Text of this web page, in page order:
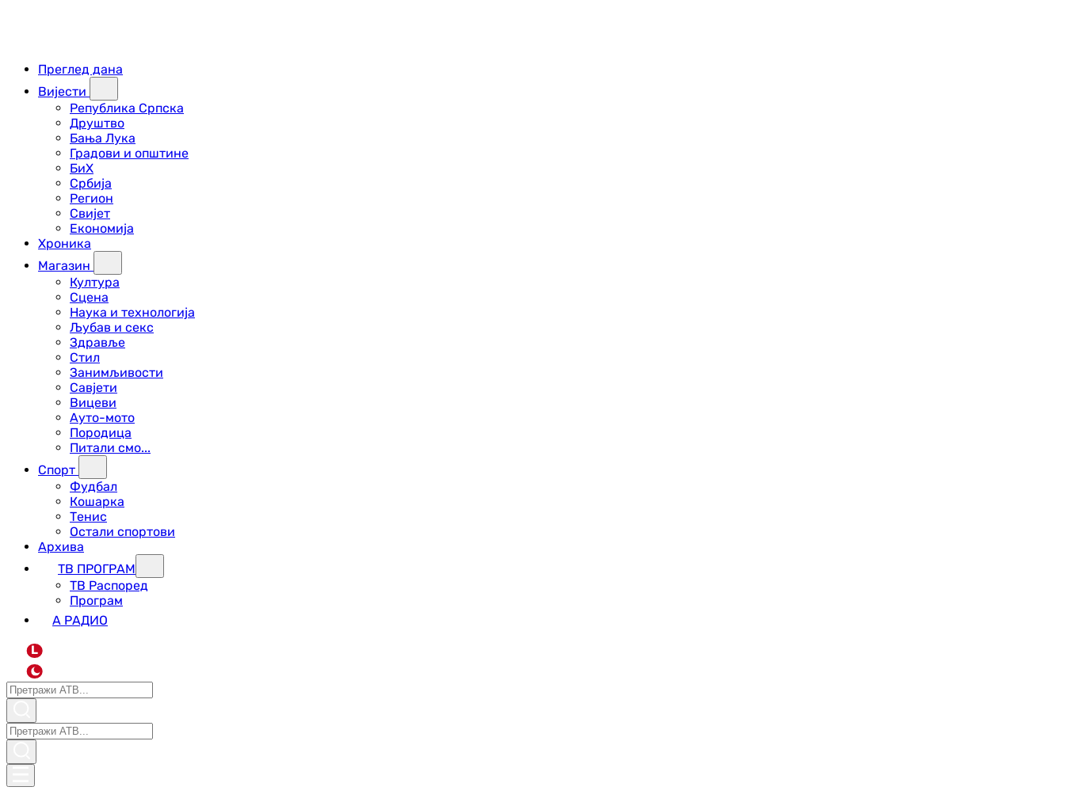
Преглед дана
Вијести
Република Српска
Друштво
Бања Лука
Градови и општине
БиХ
Србија
Регион
Свијет
Економија
Хроника
Магазин
Култура
Сцена
Наука и технологија
Љубав и секс
Здравље
Стил
Занимљивости
Савјети
Вицеви
Ауто-мото
Породица
Питали смо...
Спорт
Фудбал
Кошарка
Тенис
Остали спортови
Архива
ТВ ПРОГРАМ
ТВ Распоред
Програм
А РАДИО
L